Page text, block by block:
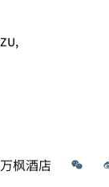
枫酒店 微信